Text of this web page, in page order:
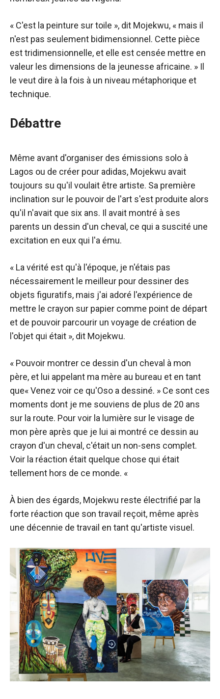
« C'est la peinture sur toile », dit Mojekwu, « mais il
n'est pas seulement bidimensionnel. Cette pièce
est tridimensionnelle, et elle est censée mettre en
valeur les dimensions de la jeunesse africaine. » Il
le veut dire à la fois à un niveau métaphorique et
technique.
Débattre
Même avant d'organiser des émissions solo à
Lagos ou de créer pour adidas, Mojekwu avait
toujours su qu'il voulait être artiste. Sa première
inclination sur le pouvoir de l'art s'est produite alors
qu'il n'avait que six ans. Il avait montré à ses
parents un dessin d'un cheval, ce qui a suscité une
excitation en eux qui l'a ému.
« La vérité est qu'à l'époque, je n'étais pas
nécessairement le meilleur pour dessiner des
objets figuratifs, mais j'ai adoré l'expérience de
mettre le crayon sur papier comme point de départ
et de pouvoir parcourir un voyage de création de
l'objet qui était », dit Mojekwu.
« Pouvoir montrer ce dessin d'un cheval à mon
père, et lui appelant ma mère au bureau et en tant
que« Venez voir ce qu'Oso a dessiné. » Ce sont ces
moments dont je me souviens de plus de 20 ans
sur la route. Pour voir la lumière sur le visage de
mon père après que je lui ai montré ce dessin au
crayon d'un cheval, c'était un non-sens complet.
Voir la réaction était quelque chose qui était
tellement hors de ce monde. «
À bien des égards, Mojekwu reste électrifié par la
forte réaction que son travail reçoit, même après
une décennie de travail en tant qu'artiste visuel.